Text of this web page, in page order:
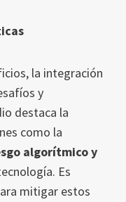
la integración
y
destaca la
como la
algorítmico y
Es
mitigar estos